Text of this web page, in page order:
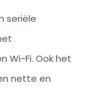
seriële
Wi-Fi. Ook het
nette en